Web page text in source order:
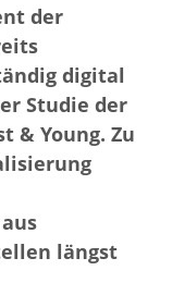
der
digital
Studie der
& Young. Zu
längst